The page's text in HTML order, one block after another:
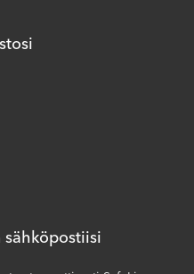
sähköpostiisi